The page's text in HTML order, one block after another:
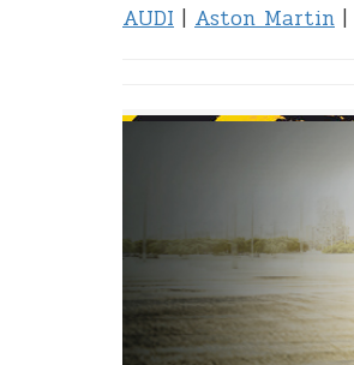
AUDI | Aston Martin |